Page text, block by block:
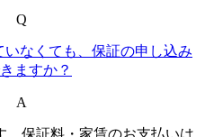
Q
なくても、保証の申し込み
ますか？
A
。保証料・家賃のお支払いは